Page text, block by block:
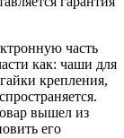
часть
как: чаши для
крепления,
вышел из
его